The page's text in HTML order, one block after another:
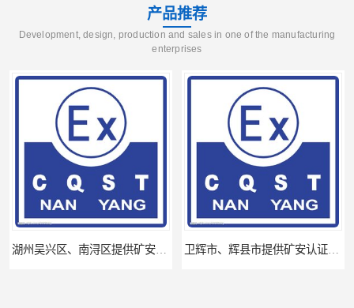
产品推荐
Development, design, production and sales in one of the manufacturing
enterprises
湖州吴兴区、南浔区提供矿安认证专业技术服务值得信赖的咨询专家 卫辉市、辉县市提供矿安认证专业技术服务值得信赖的咨询专家